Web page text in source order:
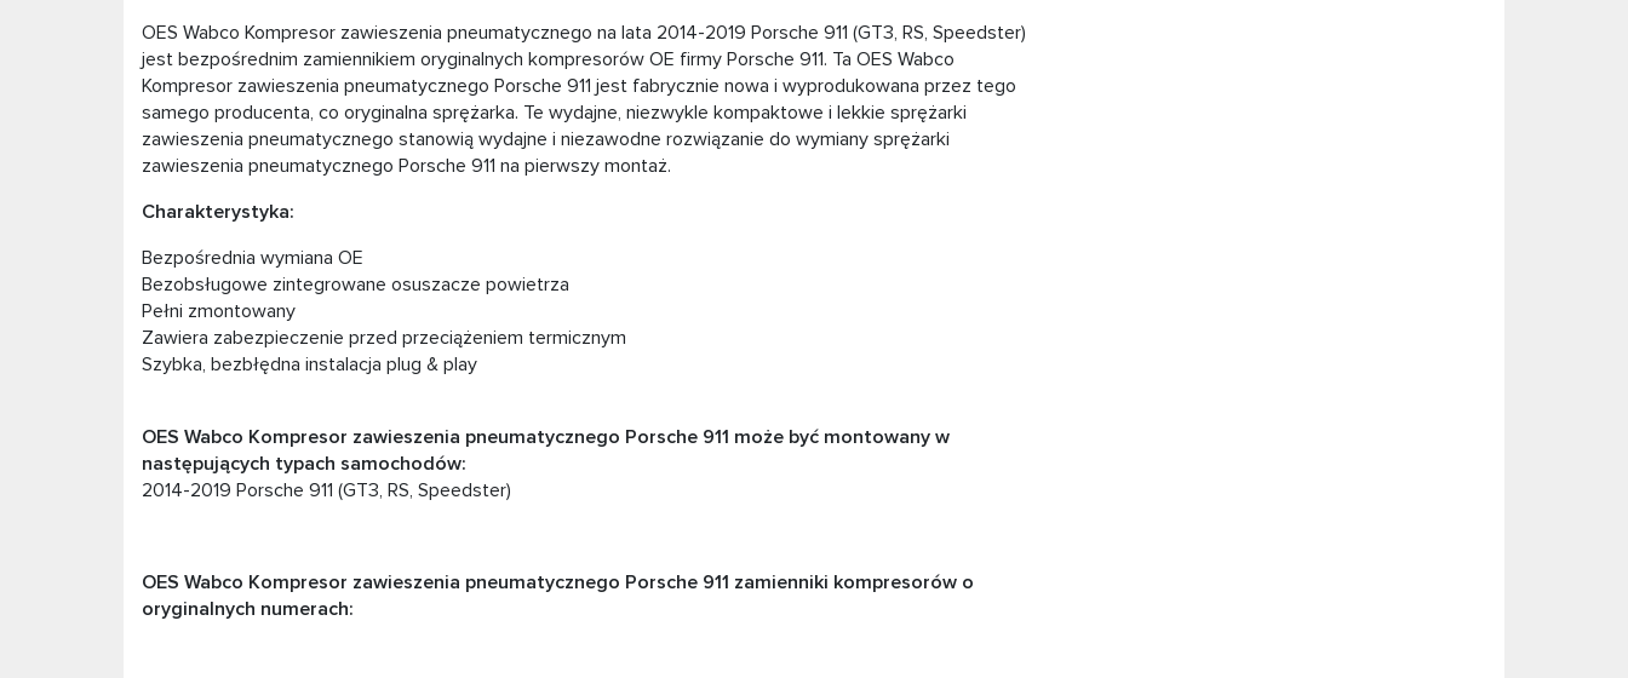
OES Wabco Kompresor zawieszenia pneumatycznego na lata 2014-2019 Porsche 911 (GT3, RS, Speedster)
jest bezpośrednim zamiennikiem oryginalnych kompresorów OE firmy Porsche 911. Ta OES Wabco
Kompresor zawieszenia pneumatycznego Porsche 911 jest fabrycznie nowa i wyprodukowana przez tego
samego producenta, co oryginalna sprężarka. Te wydajne, niezwykle kompaktowe i lekkie sprężarki
zawieszenia pneumatycznego stanowią wydajne i niezawodne rozwiązanie do wymiany sprężarki
zawieszenia pneumatycznego Porsche 911 na pierwszy montaż.
Charakterystyka:
Bezpośrednia wymiana OE
Bezobsługowe zintegrowane osuszacze powietrza
Pełni zmontowany
Zawiera zabezpieczenie przed przeciążeniem termicznym
Szybka, bezbłędna instalacja plug & play
OES Wabco Kompresor zawieszenia pneumatycznego Porsche 911 może być montowany w
następujących typach samochodów:
2014-2019 Porsche 911 (GT3, RS, Speedster)
OES Wabco Kompresor zawieszenia pneumatycznego Porsche 911 zamienniki kompresorów o
oryginalnych numerach: